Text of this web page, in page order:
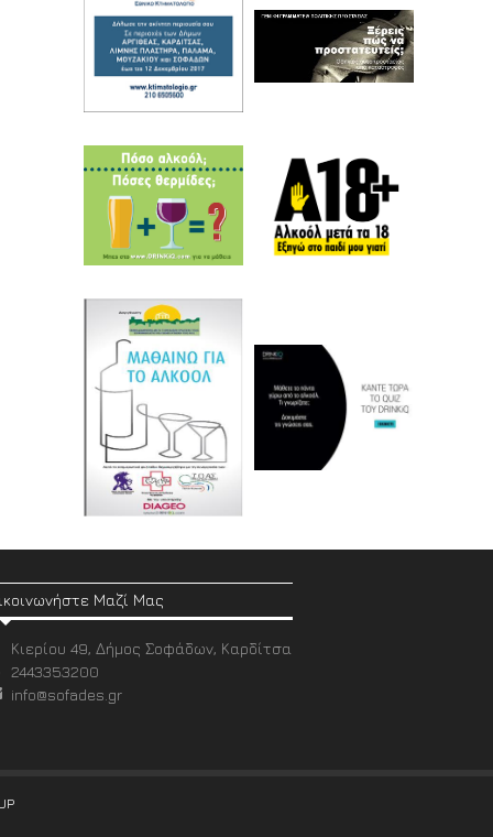
Μαζί Μας
Κιερίου 49, Δήμος Σοφάδων, Καρδίτσα
2443353200
info@sofades.gr